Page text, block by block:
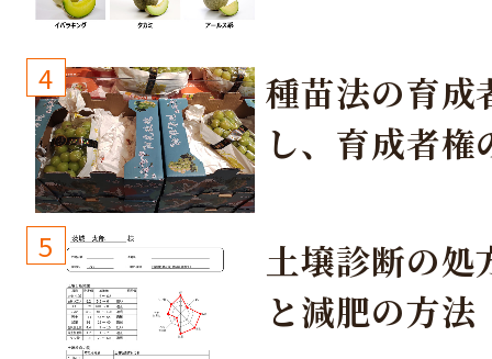
4
種苗法の育成
し、育成者権
しょう！
5
土壌診断の処
と減肥の方法